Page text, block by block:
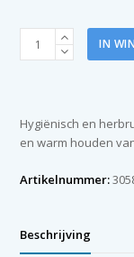
Brancarddeken
molton
IN
Hygiënisch en
en warm houden
Artikelnummer:
Beschrijving